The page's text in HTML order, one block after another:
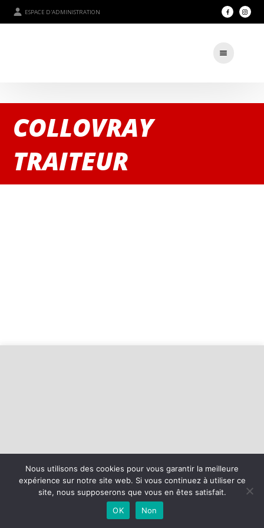
ESPACE D'ADMINISTRATION
COLLOVRAY
TRAITEUR
© 2026 - USLSR Football | Site internet réalisé par
MENTIONS LÉGALES
Nous utilisons des cookies pour vous garantir la meilleure
expérience sur notre site web. Si vous continuez à utiliser ce
site, nous supposerons que vous en êtes satisfait.
OK
Non